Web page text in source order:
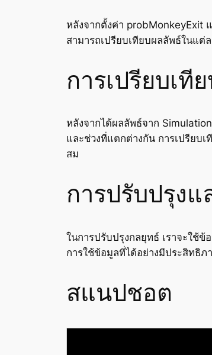
หลังจากตั้งค่า probMonkeyExit
สามารถเปรียบเทียบผลลัพธ์ในแ
การเปรียบเที
หลังจากได้ผลลัพธ์จาก
และช่วงที่แตกต่างกัน การเปรียบ
สม
การปรับปรุง
ในการปรับปรุงกลยุทธ์ เราจะใช้
การใช้ข้อมูลที่ได้อย่างมีประสิทธิภ
สแนปชอต